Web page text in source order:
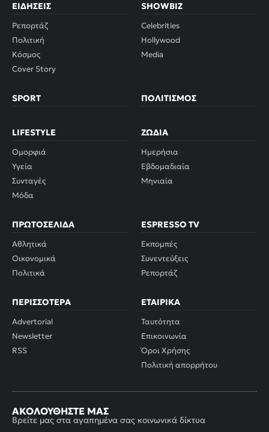
ΕΙΔΉΣΕΙΣ
Ρεπορτάζ
Πολιτική
Κόσμος
Cover Story
SHOWBIZ
Celebrities
Hollywood
Media
SPORT ΠΟΛΙΤΙΣΜΌΣ
LIFESTYLE
Ομορφιά
Υγεία
Συνταγές
Μόδα
ΖΏΔΙΑ
Ημερήσια
Εβδομαδιαία
Μηνιαία
ΠΡΩΤΟΣΈΛΙΔΑ
Αθλητικά
Οικονομικά
Πολιτικά
ESPRESSO TV
Εκπομπές
Συνεντεύξεις
Ρεπορτάζ
ΠΕΡΙΣΣΌΤΕΡΑ
Advertorial
Newsletter
RSS
ΕΤΑΙΡΙΚΆ
Ταυτότητα
Επικοινωνία
Όροι Χρήσης
Πολιτική απορρήτου
ΑΚΟΛΟΥΘΉΣΤΕ ΜΑΣ
Βρείτε μας στα αγαπημένα σας κοινωνικά δίκτυα